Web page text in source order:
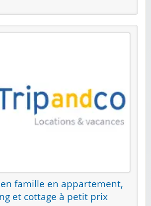
en famille en appartement,
et cottage à petit prix